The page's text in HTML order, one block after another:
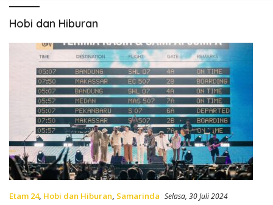
Hobi dan Hiburan
Etam 24, Hobi dan Hiburan, Samarinda Selasa, 30 Juli 2024